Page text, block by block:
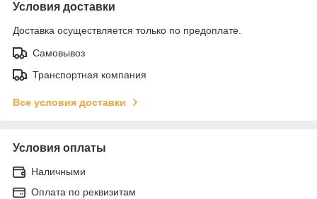
Условия доставки
Доставка осуществляется только по предоплате.
Самовывоз
Транспортная компания
Все условия доставки
Условия оплаты
Наличными
Оплата по реквизитам